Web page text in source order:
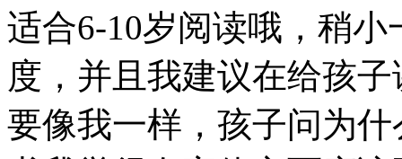
适合6-10岁阅读哦，稍
度，并且我建议在给孩
要像我一样，孩子问为